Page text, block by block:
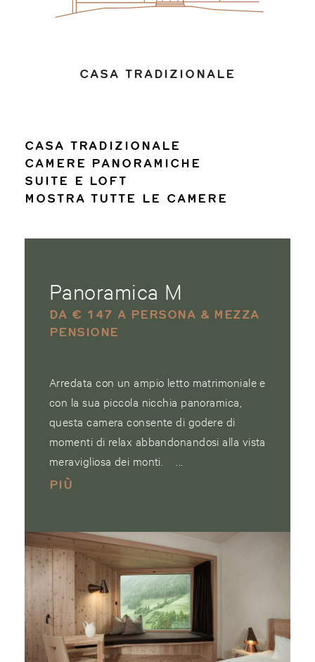
CASA TRADIZIONALE
CASA TRADIZIONALE
CAMERE PANORAMICHE
SUITE E LOFT
MOSTRA TUTTE LE CAMERE
Panoramica M
DA € 147 A PERSONA & MEZZA
PENSIONE
Arredata con un ampio letto matrimoniale e
con la sua piccola nicchia panoramica,
questa camera consente di godere di
momenti di relax abbandonandosi alla vista
meravigliosa dei monti. ...
PIÙ